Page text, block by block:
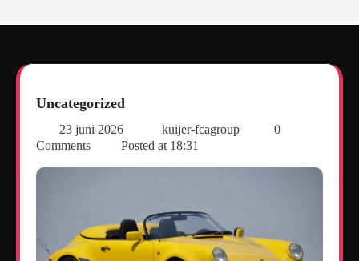
Uncategorized
23 juni 2026 kuijer-fcagroup
0
Comments
Posted at 18:31